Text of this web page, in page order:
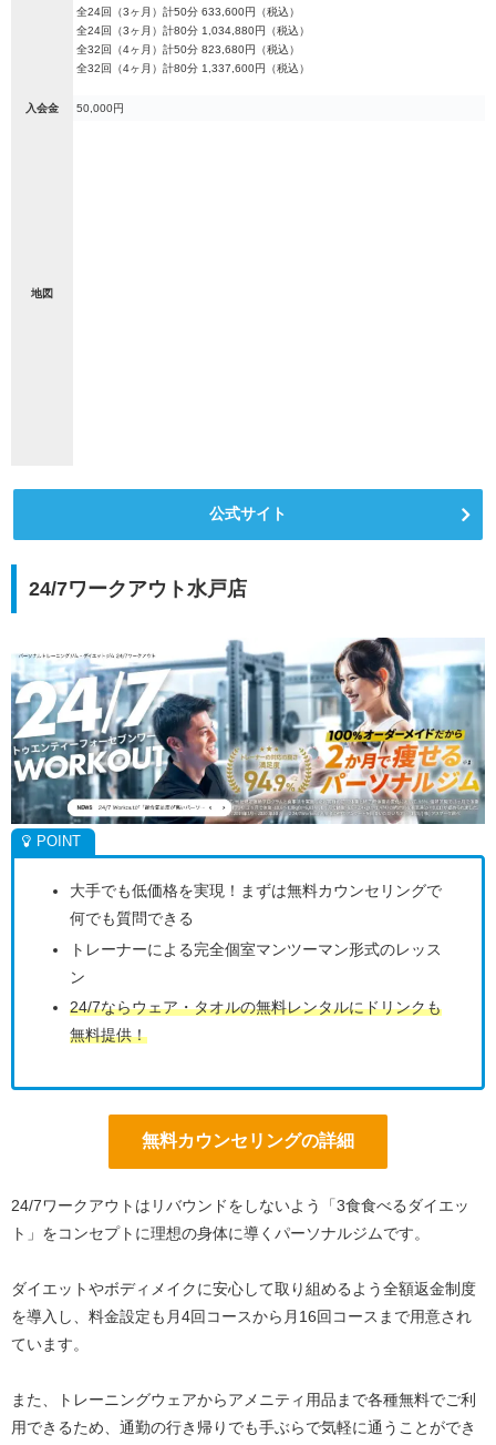
全24回（3ヶ月）計50分 633,600円（税込）
全24回（3ヶ月）計80分 1,034,880円（税込）
全32回（4ヶ月）計50分 823,680円（税込）
全32回（4ヶ月）計80分 1,337,600円（税込）
入会金 50,000円
地図
公式サイト
24/7ワークアウト水戸店
大手でも低価格を実現！まずは無料カウンセリングで
何でも質問できる
トレーナーによる完全個室マンツーマン形式のレッス
ン
24/7ならウェア・タオルの無料レンタルにドリンクも
無料提供！
無料カウンセリングの詳細
24/7ワークアウトはリバウンドをしないよう「3食食べるダイエッ
ト」をコンセプトに理想の身体に導くパーソナルジムです。
ダイエットやボディメイクに安心して取り組めるよう全額返金制度
を導入し、料金設定も月4回コースから月16回コースまで用意され
ています。
また、トレーニングウェアからアメニティ用品まで各種無料でご利
用できるため、通勤の行き帰りでも手ぶらで気軽に通うことができ